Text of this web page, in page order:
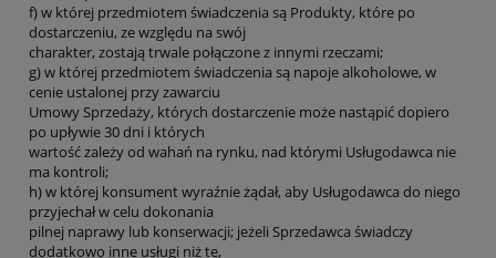
f) w której przedmiotem świadczenia są Produkty, które po
dostarczeniu, ze względu na swój
charakter, zostają trwale połączone z innymi rzeczami;
g) w której przedmiotem świadczenia są napoje alkoholowe, w
cenie ustalonej przy zawarciu
Umowy Sprzedaży, których dostarczenie może nastąpić dopiero
po upływie 30 dni i których
wartość zależy od wahań na rynku, nad którymi Usługodawca nie
ma kontroli;
h) w której konsument wyraźnie żądał, aby Usługodawca do niego
przyjechał w celu dokonania
pilnej naprawy lub konserwacji; jeżeli Sprzedawca świadczy
dodatkowo inne usługi niż te,